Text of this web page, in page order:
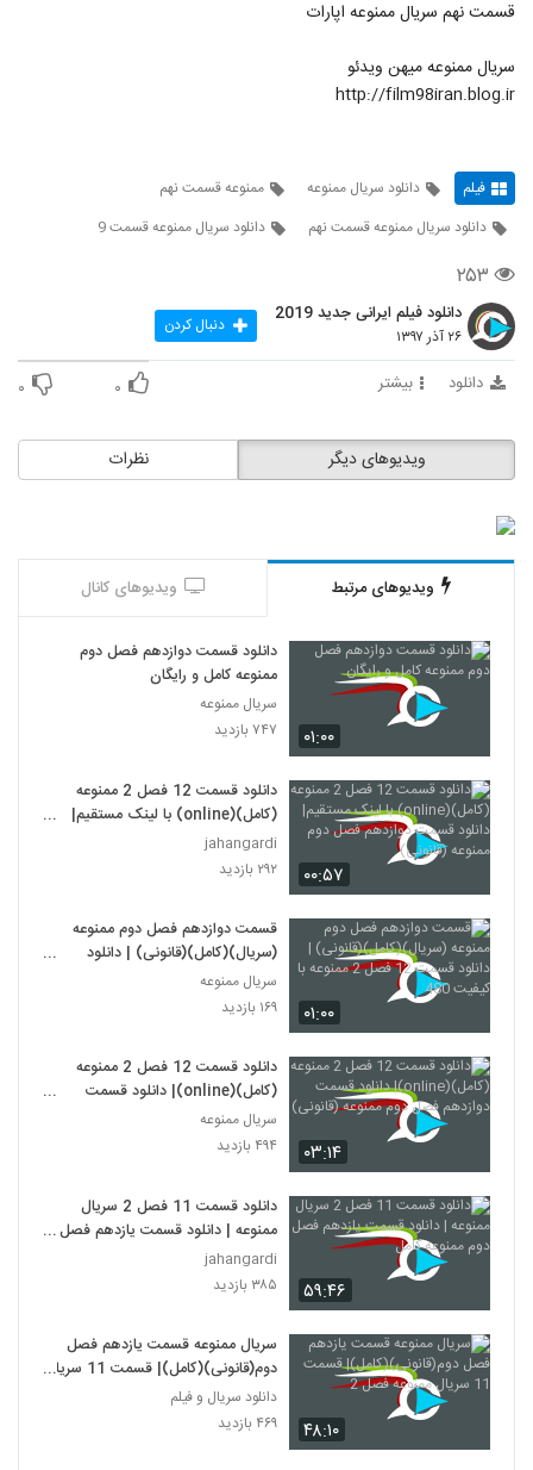
قسمت نهم سریال ممنوعه اپارات
سریال ممنوعه میهن ویدئو
http://film98iran.blog.ir
فیلم دانلود سریال ممنوعه
ممنوعه قسمت نهم
دانلود سریال ممنوعه قسمت نهم
دانلود سریال ممنوعه قسمت 9
۲۵۳
دانلود فیلم ایرانی جدید 2019
۲۶ آذر ۱۳۹۷ دنبال کردن
دانلود بیشتر ۰ ۰
نظرات ویدیوهای دیگر
ویدیوهای مرتبط ویدیوهای کانال
۰۱:۰۰
دانلود قسمت دوازدهم فصل دوم
ممنوعه کامل و رایگان
سریال ممنوعه
۷۴۷ بازدید
۰۰:۵۷
دانلود قسمت 12 فصل 2 ممنوعه
(کامل)(online) با لینک مستقیم|
دانلود قسمت دوازدهم فصل دوم
ممنوعه (قانونی)
jahangardi
۲۹۲ بازدید
۰۱:۰۰
قسمت دوازدهم فصل دوم ممنوعه
(سریال)(کامل)(قانونی) | دانلود
480
سریال ممنوعه
۱۶۹ بازدید
۰۳:۱۴
دانلود قسمت 12 فصل 2 ممنوعه
(کامل)(online)| دانلود قسمت
دوازدهم فصل دوم ممنوعه (قانونی)
سریال ممنوعه
۴۹۴ بازدید
۵۹:۴۶
دانلود قسمت 11 فصل 2 سریال
ممنوعه | دانلود قسمت یازدهم فصل
دوم ممنوعه کامل
jahangardi
۳۸۵ بازدید
۴۸:۱۰
سریال ممنوعه قسمت یازدهم فصل
دوم(قانونی)(کامل)| قسمت 11 سریال
ممنوعه فصل 2
دانلود سریال و فیلم
۴۶۹ بازدید